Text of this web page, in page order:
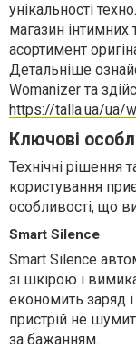
унікальності
магазин
асортимент
Детальніше
Womanizer та
https://talla.ua/ua/
Ключові
Технічні рішення
користування
особливості, що
Smart Silence
Smart Silence
зі шкірою і
економить заряд і
пристрій не
за бажанням.